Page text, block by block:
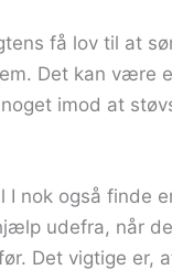
få lov til at
Det kan være
imod at
nok også finde
udefra, når
Det vigtige er,